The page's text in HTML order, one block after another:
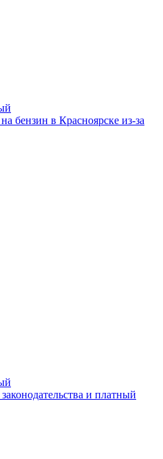
бензин в Красноярске из-за
и платный